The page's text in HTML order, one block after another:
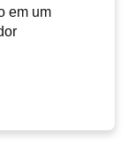
em um